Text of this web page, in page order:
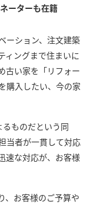
ーターも在籍
ーション、注文建築
ィングまで住まいに
古い家を「リフォー
購入したい、今の家
ものだという同
当者が一貫して対応
速な対応が、お客様
、お客様のご予算や